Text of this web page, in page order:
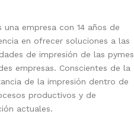
una empresa con 14 años de
en ofrecer soluciones a las
de impresión de las pymes
empresas. Conscientes de la
de la impresión dentro de
productivos y de
actuales.